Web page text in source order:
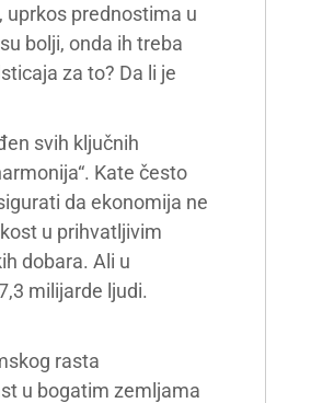
prednostima u
bolji, onda ih treba
za to? Da li je
svih ključnih
Kate često
da ekonomija ne
u prihvatljivim
dobara. Ali u
milijarde ljudi.
rasta
u bogatim zemljama